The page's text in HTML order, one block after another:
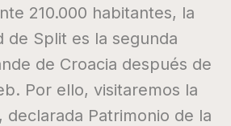
210.000 habitantes, la
de Split es la segunda
de Croacia después de
Por ello, visitaremos la
declarada Patrimonio de la